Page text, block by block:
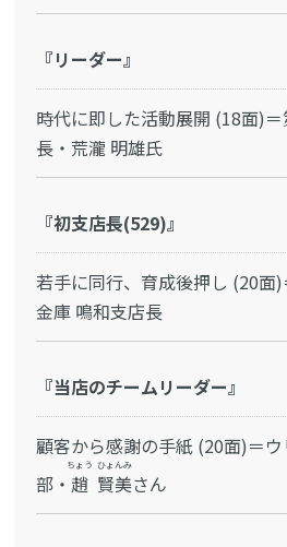
『リーダー』
時代に即した活動展開 (18面)
長・荒瀧 明雄氏
『初支店長(529)』
若手に同行、育成後押し (20面
金庫 鳴和支店長
『当店のチームリーダー』
顧客から感謝の手紙 (20面)＝
部・趙
ちょう
賢美
ひょんみ
さん